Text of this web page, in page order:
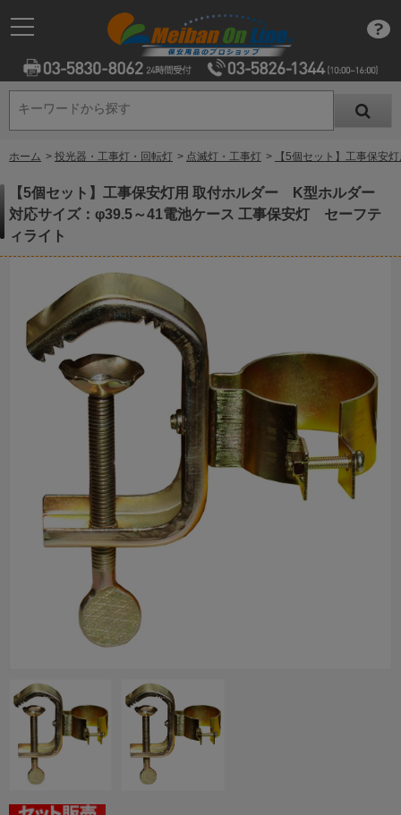
キーワードから探す
キーワードから探す
ホーム > 投光器・工事灯・回転灯 > 点滅灯・工事灯 > 【5個セット】工事保
【5個セット】工事保安灯用 取付ホルダー K型ホルダー
対応サイズ：φ39.5～41電池ケース 工事保安灯 セーフテ
ィライト